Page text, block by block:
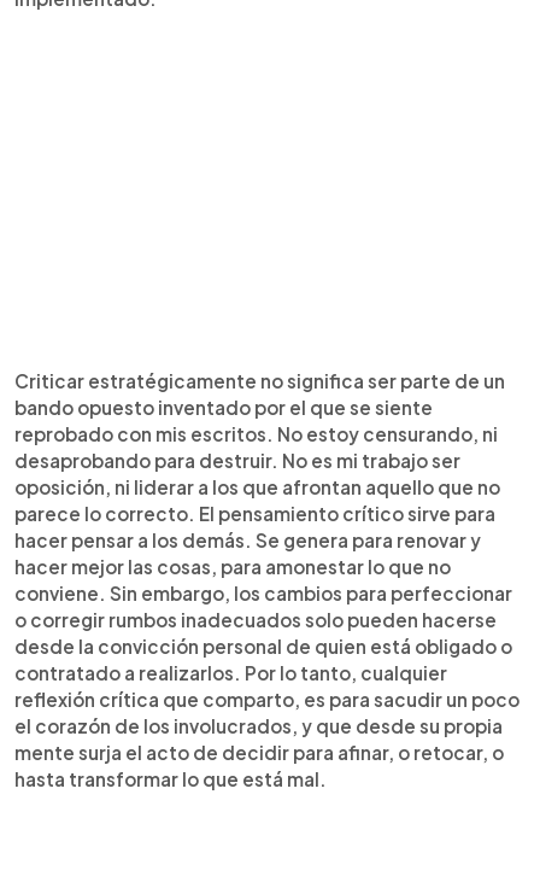
Criticar estratégicamente no significa ser parte de un
bando opuesto inventado por el que se siente
reprobado con mis escritos. No estoy censurando, ni
desaprobando para destruir. No es mi trabajo ser
oposición, ni liderar a los que afrontan aquello que no
parece lo correcto. El pensamiento crítico sirve para
hacer pensar a los demás. Se genera para renovar y
hacer mejor las cosas, para amonestar lo que no
conviene. Sin embargo, los cambios para perfeccionar
o corregir rumbos inadecuados solo pueden hacerse
desde la convicción personal de quien está obligado o
contratado a realizarlos. Por lo tanto, cualquier
reflexión crítica que comparto, es para sacudir un poco
el corazón de los involucrados, y que desde su propia
mente surja el acto de decidir para afinar, o retocar, o
hasta transformar lo que está mal.